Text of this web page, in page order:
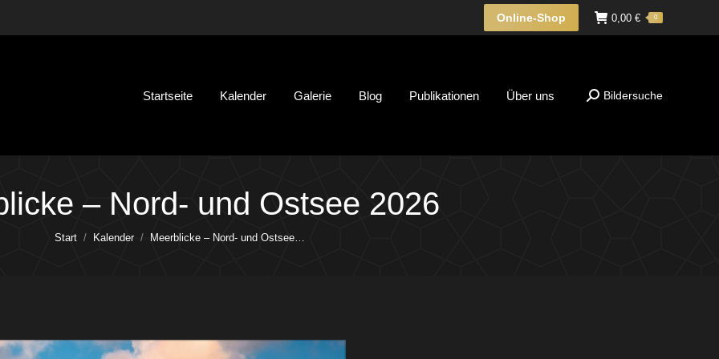
Online-Shop 0,00 € 0
Startseite Kalender Galerie Blog Publikationen Über uns Suche:
Bildersuche
– Nord- und Ostsee 2026
Sie befinden sich hier:
Start Kalender Meerblicke – Nord- und Ostsee…